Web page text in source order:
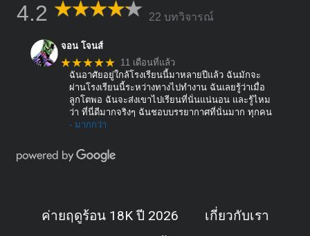
4.2 22 บทวิจารณ์
จอน โจนส์
★★★★★ 11 เดือนที่แล้ว
ฉันอาศัยอยู่ใกล้โรงเรียนนี้มาหลายปีแล้ว ฉันมักจะ
ผ่านโรงเรียนนี้ระหว่างทางไปทำงาน ฉันเลยรู้ว่าเมื่อ
ลูกโตพอ ฉันจะส่งเขาไปเรียนที่นั่นแน่นอน และรู้ไหม
ว่า ที่นี่ดีมากจริงๆ ฉันชอบบรรยากาศที่นั่นมาก ทุกคน
- มากกว่า
ค่ายฤดูร้อน 18K ปี 2026
เกี่ยวกับเรา